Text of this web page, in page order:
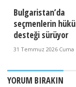
Bulgaristan’da
seçmenlerin
desteği sürüyor
31 Temmuz 2026 Cuma
YORUM BIRAKIN